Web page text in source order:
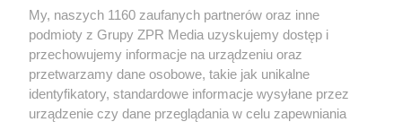
Żaden utwór zamieszczony w serwisie nie może być powielany i
rozpowszechniany lub dalej rozpowszechniany w jakikolwiek sposób
(w tym także elektroniczny lub mechaniczny) na jakimkolwiek polu
eksploatacji w jakiejkolwiek formie, włącznie z umieszczaniem w
Internecie bez pisemnej zgody właściciela praw. Jakiekolwiek użycie
lub wykorzystanie utworów w całości lub w części z naruszeniem
prawa, tzn. bez właściwej zgody, jest zabronione pod groźbą kary i
może być ścigane prawnie.
My, naszych 1160 zaufanych partnerów oraz inne
podmioty z Grupy ZPR Media uzyskujemy dostęp i
przechowujemy informacje na urządzeniu oraz
przetwarzamy dane osobowe, takie jak unikalne
identyfikatory, standardowe informacje wysyłane przez
urządzenie czy dane przeglądania w celu zapewniania